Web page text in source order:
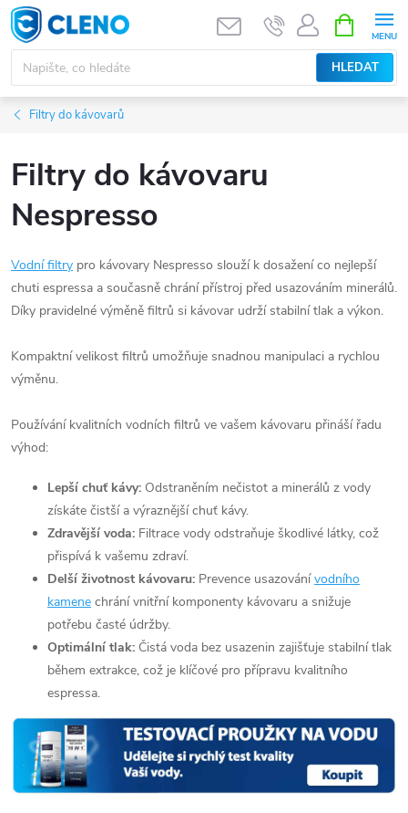
Přejít
na
obsah
HLEDAT
NÁKUPNÍ
KOŠÍK
Filtry do kávovarů
Filtry do kávovaru
Nespresso
Vodní filtry pro kávovary Nespresso slouží k dosažení co nejlepší
chuti espressa a současně chrání přístroj před usazováním minerálů.
Díky pravidelné výměně filtrů si kávovar udrží stabilní tlak a výkon.
Kompaktní velikost filtrů umožňuje snadnou manipulaci a rychlou
výměnu.
Používání kvalitních vodních filtrů ve vašem kávovaru přináší řadu
výhod:
Lepší chuť kávy: Odstraněním nečistot a minerálů z vody
získáte čistší a výraznější chuť kávy.
Zdravější voda: Filtrace vody odstraňuje škodlivé látky, což
přispívá k vašemu zdraví.
Delší životnost kávovaru: Prevence usazovánívodního
kamene chrání vnitřní komponenty kávovaru a snižuje
potřebu časté údržby.
Optimální tlak: Čistá voda bez usazenin zajišťuje stabilní tlak
během extrakce, což je klíčové pro přípravu kvalitního
espressa.